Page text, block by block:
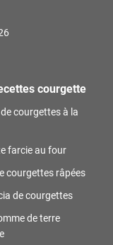
courgette
courgettes à la
farcie au four
courgettes râpées
de courgettes
de terre